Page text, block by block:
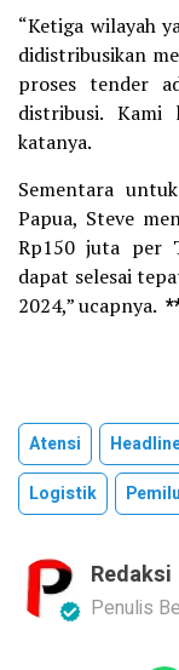
“Ketiga wilayah
didistribusikan
proses tender
distribusi.
katanya.
Sementara
Papua, Steve
Rp150 juta per
dapat selesai
2024,” ucapnya.
Atensi
Logistik
Redaksi
Penulis